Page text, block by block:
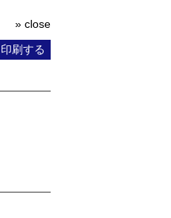
» close
印刷する